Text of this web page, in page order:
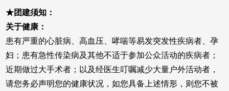
★团建须知：
关于健康：
患有严重的心脏病、高血压、哮喘等易发突发性疾病者、孕
妇；患有急性传染病及其他不适于参加公众活动的疾病者；
近期做过大手术者；以及经医生叮嘱减少大量户外活动者，
请您务必声明您的健康状况，如您具备上述情形，则您不被